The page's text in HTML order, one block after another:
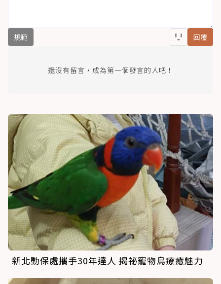
規範 回覆
還沒有留言，成為第一個發言的人吧！
新北動保處攜手30年達人 揭祕寵物鳥療癒魅力